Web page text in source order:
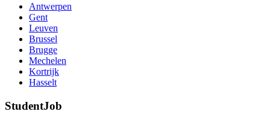
Antwerpen
Gent
Leuven
Brussel
Brugge
Mechelen
Kortrijk
Hasselt
StudentJob